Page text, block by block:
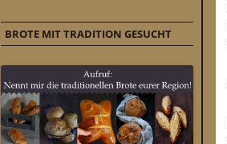
BROTE MIT TRADITION GESUCHT